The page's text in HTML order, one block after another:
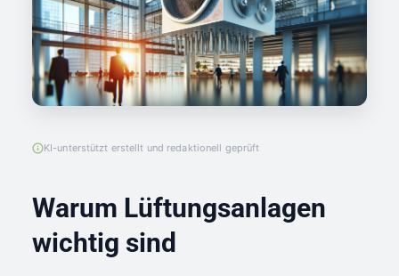
KI-unterstützt erstellt und redaktionell geprüft
Warum Lüftungsanlagen
wichtig sind